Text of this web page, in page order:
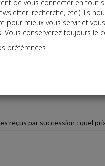
dépêches
reçus par succession : quel
de vous connecter en tout
recherche, etc.). Ils
pour mieux vous servir et
Vous conserverez toujours le
préférences